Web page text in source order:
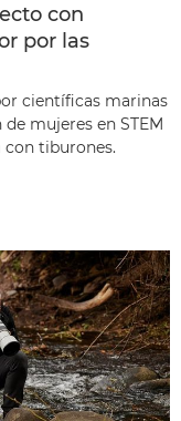
con
por las
científicas marinas
mujeres en STEM
con tiburones.